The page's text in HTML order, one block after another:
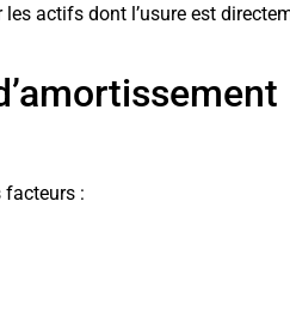
actifs dont l’usure est
facteurs :